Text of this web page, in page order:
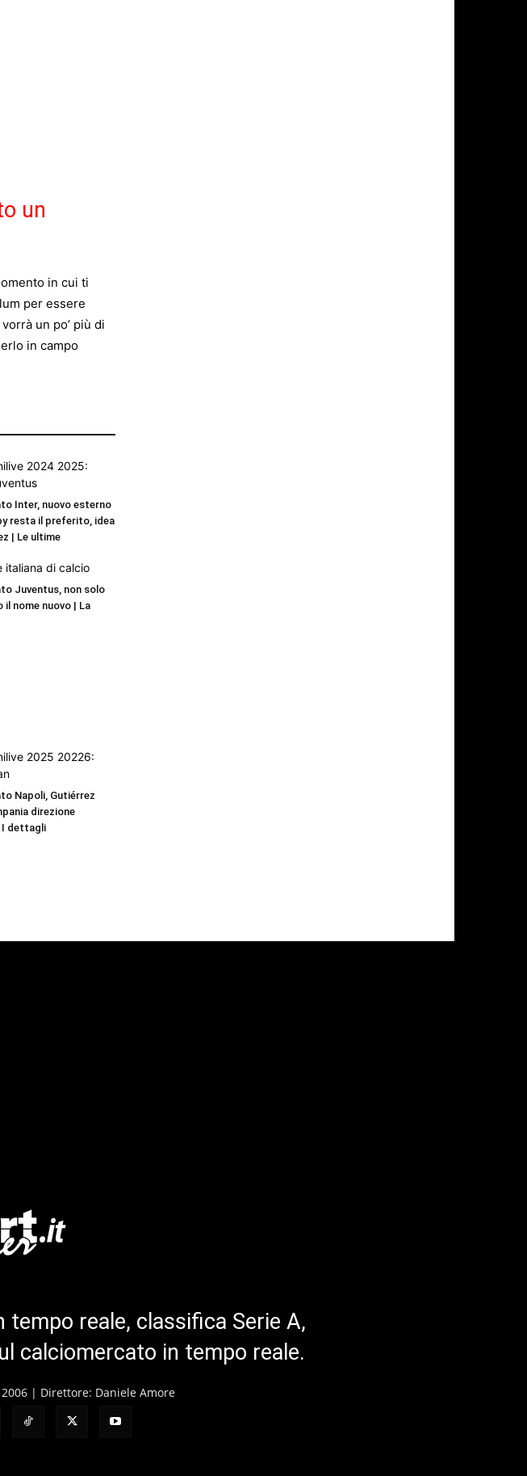
un
in cui ti
per essere
un po’ più di
in campo
Inter, nuovo esterno
resta il preferito, idea
| Le ultime
Juventus, non solo
il nome nuovo | La
Napoli, Gutiérrez
direzione
I dettagli
reale, classifica Serie A,
calciomercato in tempo reale.
| Direttore: Daniele Amore